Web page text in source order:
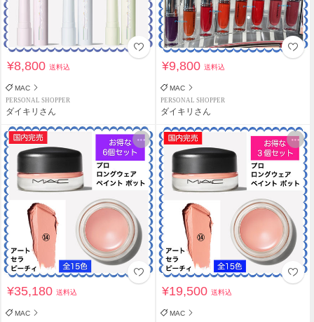
¥8,800送料込
MAC
PERSONAL SHOPPER
ダイキリさん
¥9,800送料込
MAC
PERSONAL SHOPPER
ダイキリさん
¥35,180送料込
MAC
¥19,500送料込
MAC